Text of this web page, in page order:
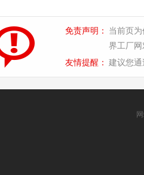
免责声明：
当前页
界工厂网
友情提醒： 建议您